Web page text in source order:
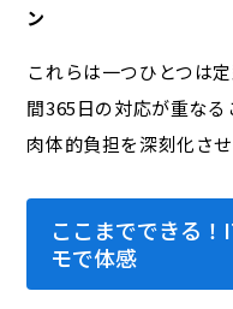
ン
これらは一つひとつは
間365日の対応が重なる
肉体的負担を深刻化さ
ここまでできる
モで体感